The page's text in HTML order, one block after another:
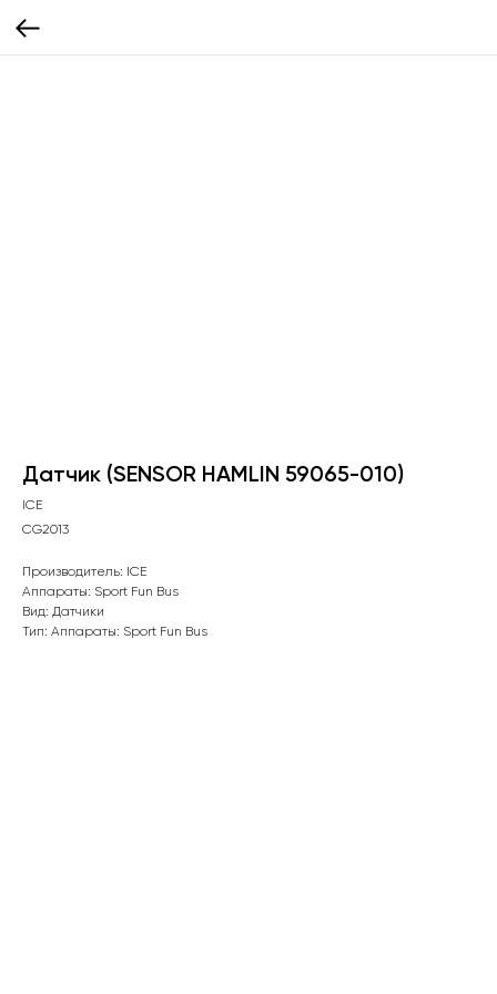
Датчик (SENSOR HAMLIN 59065-010)
ICE
CG2013
Производитель: ICE
Аппараты: Sport Fun Bus
Вид: Датчики
Тип: Аппараты: Sport Fun Bus